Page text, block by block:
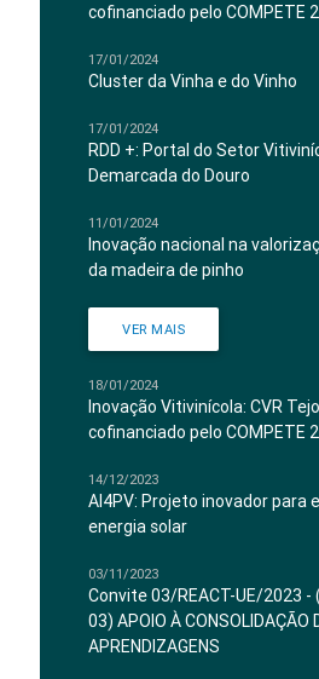
cofinanciado pelo COMPETE
17/01/2024
Cluster da Vinha e do Vinho
17/01/2024
RDD +: Portal do Setor
Demarcada do Douro
11/01/2024
Inovação nacional na
da madeira de pinho
VER MAIS
18/01/2024
Inovação Vitivinícola: CVR
cofinanciado pelo COMPETE
14/12/2023
AI4PV: Projeto inovador para
energia solar
03/11/2023
Convite 03/REACT-UE/2023 -
03) APOIO À CONSOLIDAÇÃO
APRENDIZAGENS